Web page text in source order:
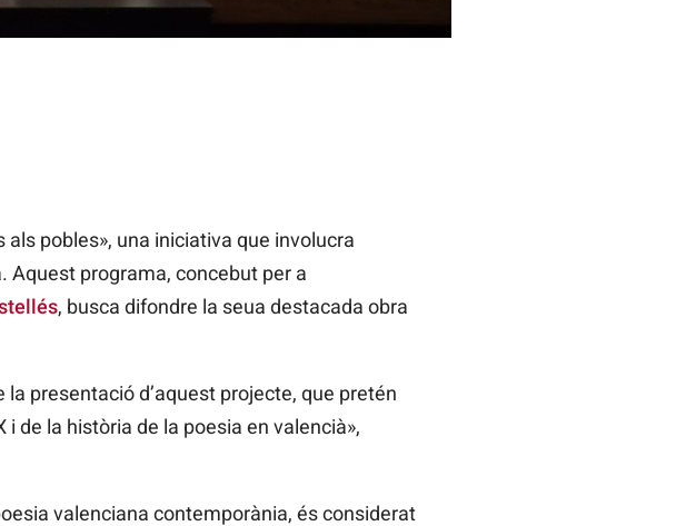
pobles», una iniciativa que involucra
Aquest programa, concebut per a
, busca difondre la seua destacada obra
presentació d’aquest projecte, que pretén
de la història de la poesia en valencià»,
valenciana contemporània, és considerat